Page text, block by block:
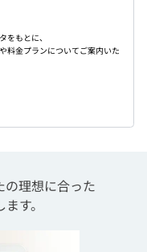
をもとに、
料金プランについてご案内いた
の理想に合った
す。